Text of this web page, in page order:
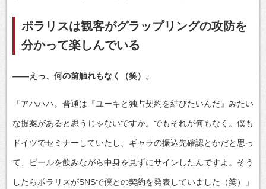
ポラリスは観客がグラップリングの攻防を
分かって楽しんでいる
――えっ、何の前触れもなく（笑）。
「アハハハ。普通は『ユーキと独占契約を結びたいんだ』みたい
な提案があると思うじゃないですか。でもそれが何もなく。僕も
ドイツでセミナーしていたし、ギャラの振込先確認とかだと思っ
て、ビールを飲みながら中身を見ずにサインしたんですよ。そう
したらポラリスがSNSで僕との契約を発表していました（笑）」